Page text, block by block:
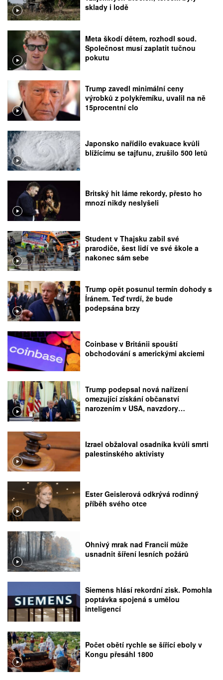
sklady i lodě
Meta škodí dětem, rozhodl soud.
Společnost musí zaplatit tučnou
pokutu
Trump zavedl minimální ceny
výrobků z polykřemíku, uvalil na ně
15procentní clo
Japonsko nařídilo evakuace kvůli
blížícímu se tajfunu, zrušilo 500 letů
Britský hit láme rekordy, přesto ho
mnozí nikdy neslyšeli
Student v Thajsku zabil své
prarodiče, šest lidí ve své škole a
nakonec sám sebe
Trump opět posunul termín dohody s
Íránem. Teď tvrdí, že bude
podepsána brzy
Coinbase v Británii spouští
obchodování s americkými akciemi
Trump podepsal nová nařízení
omezující získání občanství
narozením v USA, navzdory
Izrael obžaloval osadníka kvůli smrti
palestinského aktivisty
Ester Geislerová odkrývá rodinný
příběh svého otce
Ohnivý mrak nad Francií může
usnadnit šíření lesních požárů
Siemens hlásí rekordní zisk. Pomohla
poptávka spojená s umělou
inteligencí
Počet obětí rychle se šířící eboly v
Kongu přesáhl 1800